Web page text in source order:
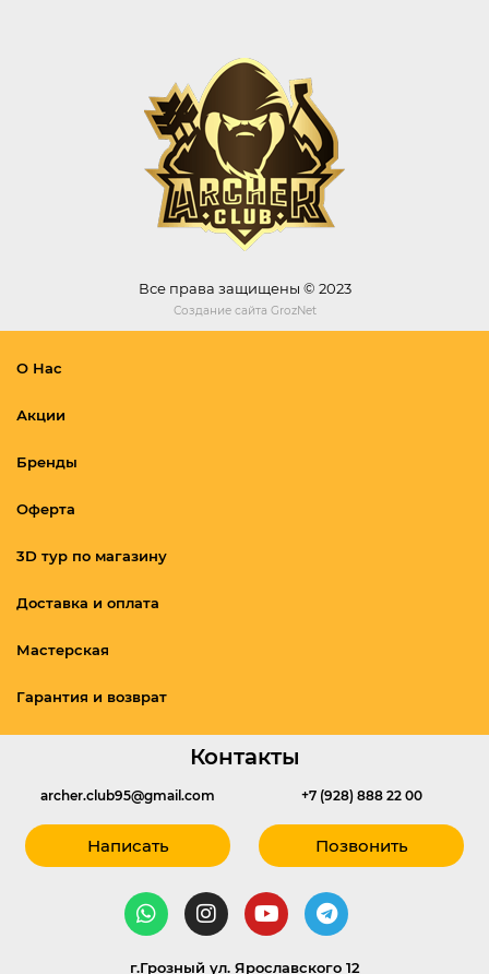
Все права защищены © 2023
Создание сайта GrozNet
О Нас
Акции
Бренды
Оферта
3D тур по магазину
Доставка и оплата
Мастерская
Гарантия и возврат
Контакты
archer.club95@gmail.com
Написать
+7 (928) 888 22 00
Позвонить
г.Грозный ул. Ярославского 12